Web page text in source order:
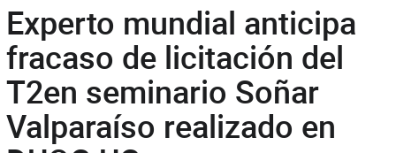
Experto mundial anticipa
fracaso de licitación del
T2en seminario Soñar
Valparaíso realizado en